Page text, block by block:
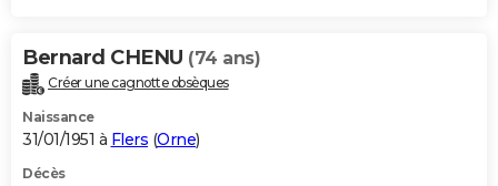
Bernard CHENU (74 ans)
Créer une cagnotte obsèques
Naissance
31/01/1951 à Flers (Orne)
Décès